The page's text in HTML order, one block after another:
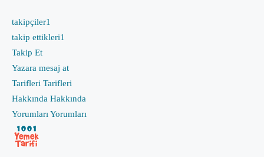
takipçiler1
takip ettikleri1
Takip Et
Yazara mesaj at
Tarifleri Tarifleri
Hakkında Hakkında
Yorumları Yorumları